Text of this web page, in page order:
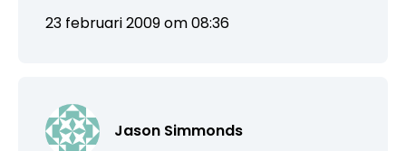
23 februari 2009 om 08:36
Jason Simmonds